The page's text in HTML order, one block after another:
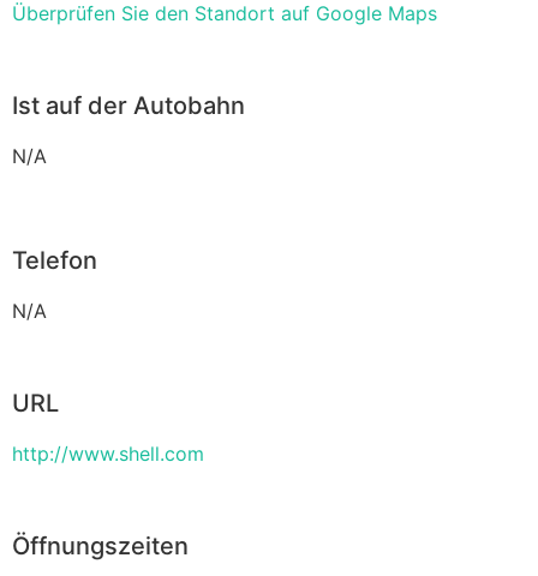
Überprüfen Sie den Standort auf Google Maps
Ist auf der Autobahn
N/A
Telefon
N/A
URL
http://www.shell.com
Öffnungszeiten